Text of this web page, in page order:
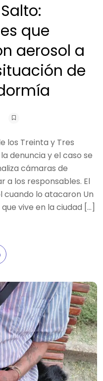
que
aerosol a
de
los Treinta y Tres
denuncia y el caso se
cámaras de
a los responsables. El
lo atacaron Un
vive en la ciudad […]